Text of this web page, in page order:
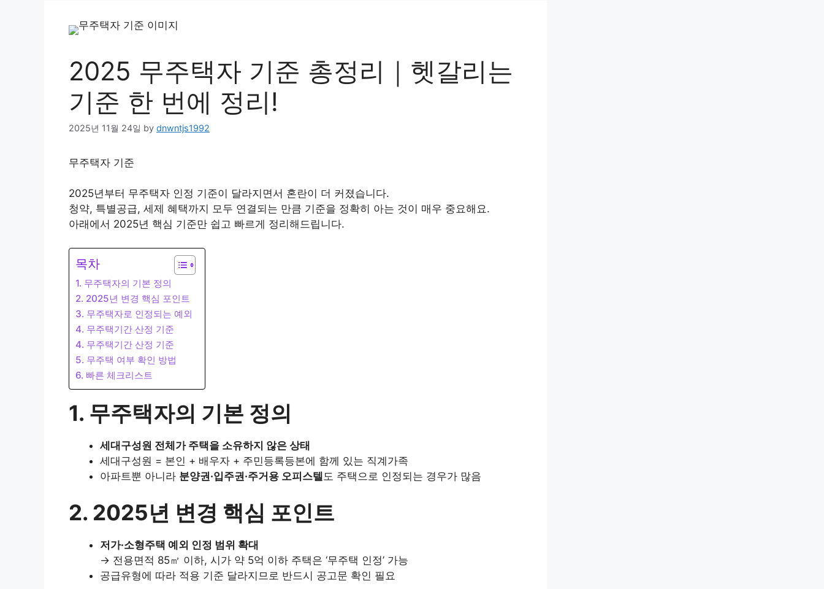
2025 무주택자 기준 총정리｜헷갈리는
기준 한 번에 정리!
2025년 11월 24일 by dnwntjs1992
무주택자 기준
2025년부터 무주택자 인정 기준이 달라지면서 혼란이 더 커졌습니다.
청약, 특별공급, 세제 혜택까지 모두 연결되는 만큼 기준을 정확히 아는 것이 매우 중요해요.
아래에서 2025년 핵심 기준만 쉽고 빠르게 정리해드립니다.
목차
1. 무주택자의 기본 정의
2. 2025년 변경 핵심 포인트
3. 무주택자로 인정되는 예외
4. 무주택기간 산정 기준
4. 무주택기간 산정 기준
5. 무주택 여부 확인 방법
6. 빠른 체크리스트
1. 무주택자의 기본 정의
세대구성원 전체가 주택을 소유하지 않은 상태
세대구성원 = 본인 + 배우자 + 주민등록등본에 함께 있는 직계가족
아파트뿐 아니라 분양권·입주권·주거용 오피스텔 도 주택으로 인정되는 경우가 많음
2. 2025년 변경 핵심 포인트
저가·소형주택 예외 인정 범위 확대
→ 전용면적 85㎡ 이하, 시가 약 5억 이하 주택은 ‘무주택 인정’ 가능
공급유형에 따라 적용 기준 달라지므로 반드시 공고문 확인 필요